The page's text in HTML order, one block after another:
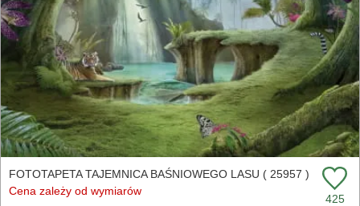
FOTOTAPETA TAJEMNICA BAŚNIOWEGO LASU ( 25957 )
Cena zależy od wymiarów
425